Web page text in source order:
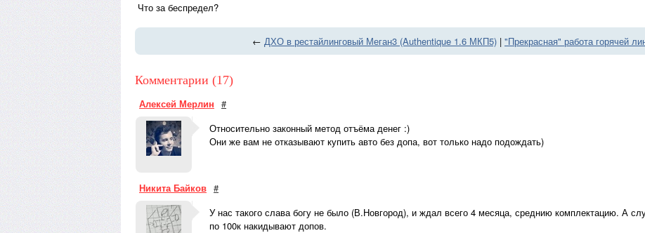
Что за беспредел?
← ДХО в рестайлинговый Меган3 (Authentique 1.6 МКП5) | "Прекрасная" работа горячей
Комментарии (17)
Алексей Мерлин #
Относительно законный метод отъёма денег :)
Они же вам не отказывают купить авто без допа, вот только надо подождать)
Никита Байков #
У нас такого слава богу не было (В.Новгород), и ждал всего 4 месяца, среднию комплектацию. А
по 100к накидывают допов.